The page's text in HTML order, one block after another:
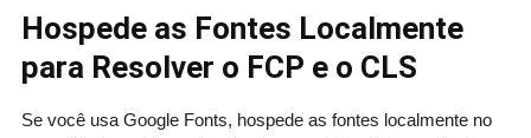
Hospede as Fontes Localmente
para Resolver o FCP e o CLS
Se você usa Google Fonts, hospede as fontes localmente no